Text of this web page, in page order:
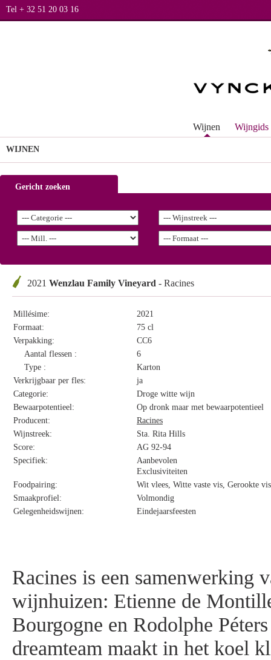
Tel + 32 51 20 03 16
Wijnen Wijngids
WIJNEN
Gericht zoeken
2021 Wenzlau Family Vineyard - Racines
Millésime:
2021
Formaat:
75 cl
Verpakking:
CC6
Aantal flessen :
6
Type :
Karton
Verkrijgbaar per fles:
ja
Categorie:
Droge witte wijn
Bewaarpotentieel:
Op dronk maar met bewaarpotentieel
Producent:
Racines
Wijnstreek:
Sta. Rita Hills
Score:
AG 92-94
Specifiek:
Aanbevolen
Exclusiviteiten
Foodpairing:
Wit vlees, Witte vaste vis, Gerookte
Smaakprofiel:
Volmondig
Gelegenheidswijnen:
Eindejaarsfeesten
Racines is een samenwerking
wijnhuizen: Etienne de
Bourgogne en Rodolphe
dreamteam maakt in het koel